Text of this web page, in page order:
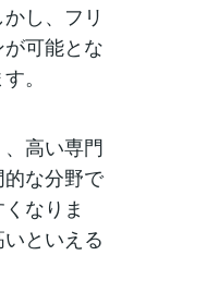
し、フリ
可能とな
。
高い専門
な分野で
なりま
といえる